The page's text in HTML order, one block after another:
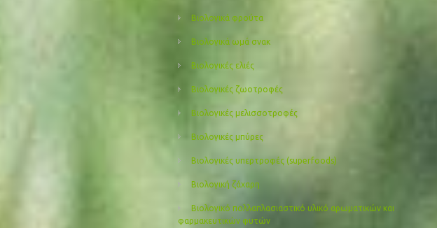
Βιολογικά φρούτα
Βιολογικά ωμά σνακ
Βιολογικές ελιές
Βιολογικές ζωοτροφές
Βιολογικές μελισσοτροφές
Βιολογικές μπύρες
Βιολογικές υπερτροφές (superfoods)
Βιολογική ζάχαρη
Βιολογικό πολλαπλασιαστικό υλικό αρωματικών και
φαρμακευτικών φυτών